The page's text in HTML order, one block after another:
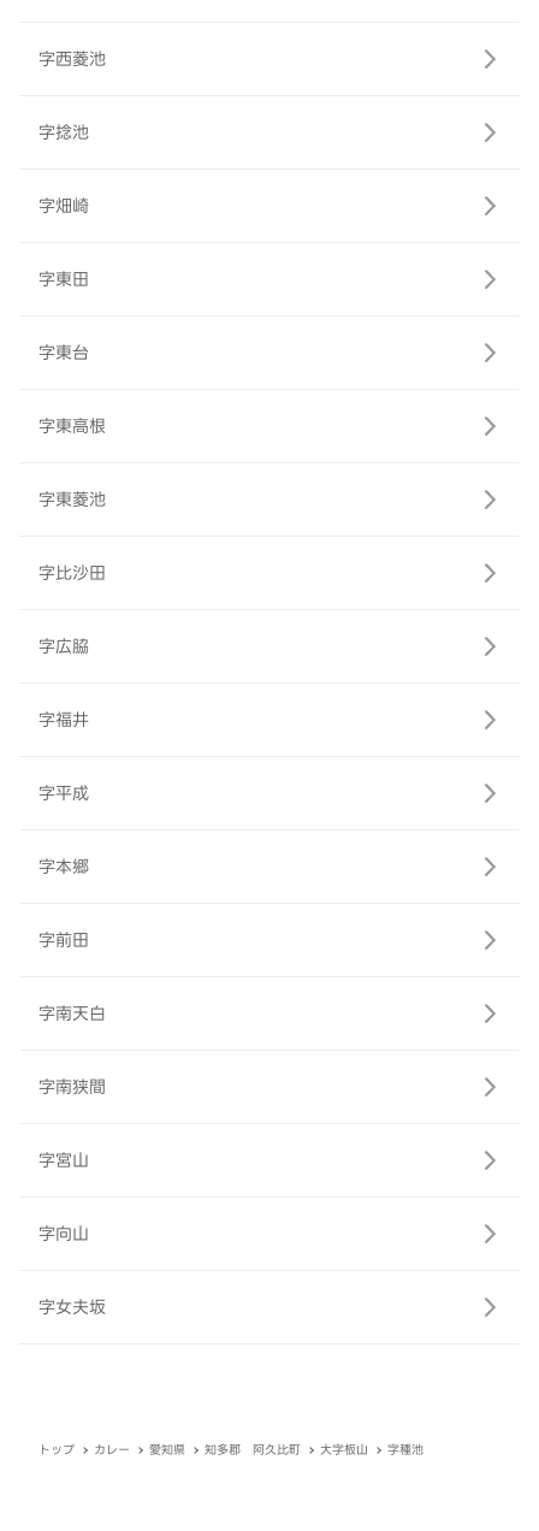
字西菱池
字捻池
字畑崎
字東田
字東台
字東高根
字東菱池
字比沙田
字広脇
字福井
字平成
字本郷
字前田
字南天白
字南狭間
字宮山
字向山
字女夫坂
トップ カレー 愛知県 知多郡 阿久比町 大字板山 字種池